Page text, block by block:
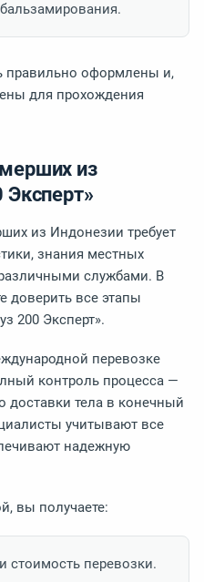
правильно оформлены и,
для прохождения
из
Эксперт»
из Индонезии требует
знания местных
службами. В
доверить все этапы
200 Эксперт».
перевозке
контроль процесса —
доставки тела в конечный
учитывают все
надежную
вы получаете:
стоимость перевозки.